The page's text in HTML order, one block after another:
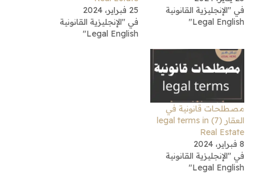
في "الإنجليزية القانونية
Legal English"
25 فبراير، 2024
في "الإنجليزية القانونية
Legal English"
مصطلحات قانونية في
العقار (7) legal terms in
Real Estate
8 فبراير، 2024
في "الإنجليزية القانونية
Legal English"